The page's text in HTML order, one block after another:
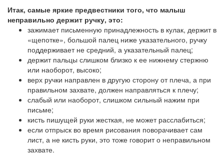
Итак, самые яркие предвестники того, что малыш
неправильно держит ручку, это:
зажимает письменную принадлежность в кулак, держит в
«щепотке», большой палец ниже указательного, ручку
поддерживает не средний, а указательный палец;
держит пальцы слишком близко к ее нижнему стержню
или наоборот, высоко;
верх ручки направлен в другую сторону от плеча, а при
правильном захвате, должен направляться к плечу;
слабый или наоборот, слишком сильный нажим при
письме;
кисть пишущей руки жесткая, не может расслабиться;
если отпрыск во время рисования поворачивает сам
лист, а не кисть руки, это тоже говорит о неправильном
захвате.